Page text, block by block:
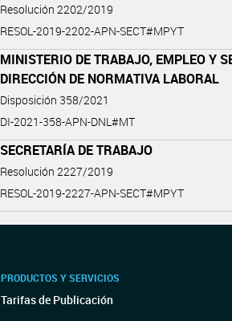
Resolución 2202/2019
RESOL-2019-2202-APN-SECT#MPYT
MINISTERIO DE TRABAJO, EMPLEO Y
DIRECCIÓN DE NORMATIVA LABORAL
Disposición 358/2021
DI-2021-358-APN-DNL#MT
SECRETARÍA DE TRABAJO
Resolución 2227/2019
RESOL-2019-2227-APN-SECT#MPYT
PRODUCTOS Y SERVICIOS
Tarifas de Publicación